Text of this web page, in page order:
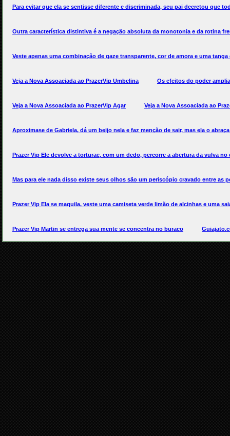
Para evitar que ela se sentisse diferente e discriminada, seu pai decretou que
Outra característica distintiva é a negação absoluta da monotonia e da rotina
Veste apenas uma combinação de gaze transparente, cor de amora e uma
Veja a Nova Assoaciada ao PrazerVip Umbelina Os efeitos do poder
Veja a Nova Assoaciada ao PrazerVip Agar Veja a Nova Assoaciada ao
Aproximase de Gabriela, dá um beijo nela e faz menção de sair, mas ela o
Prazer Vip Ele devolve a torturae, com um dedo, percorre a abertura da vulva
Mas para ele nada disso existe seus olhos são um periscópio cravado entre as
Prazer Vip Ela se maquila, veste uma camiseta verde limão de alcinhas e uma
Prazer Vip Martin se entrega sua mente se concentra no buraco